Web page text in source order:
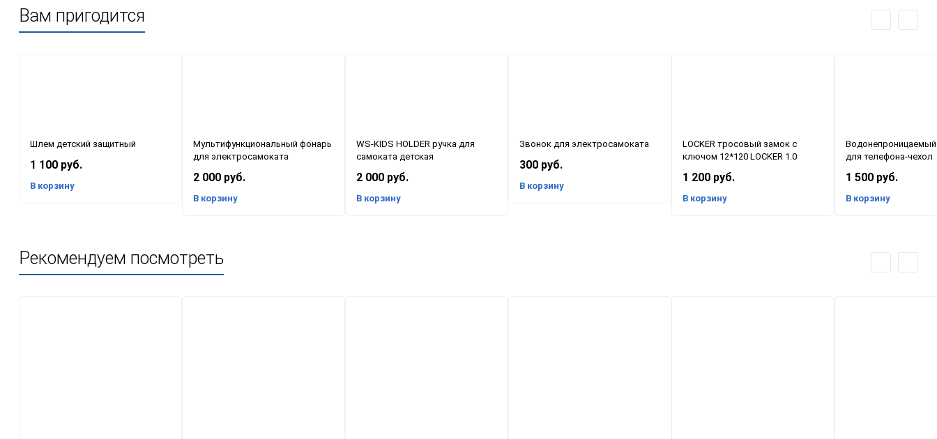
Вам пригодится
Шлем детский защитный
1 100 руб.
В корзину
Мультифункциональный фонарь
для электросамоката
2 000 руб.
В корзину
WS-KIDS HOLDER ручка для
самоката детская
2 000 руб.
В корзину
Звонок для электросамоката
300 руб.
В корзину
LOCKER тросовый замок с
ключом 12*120 LOCKER 1.0
1 200 руб.
В корзину
для телефона-чехол
1 500 руб.
В корзину
Рекомендуем посмотреть